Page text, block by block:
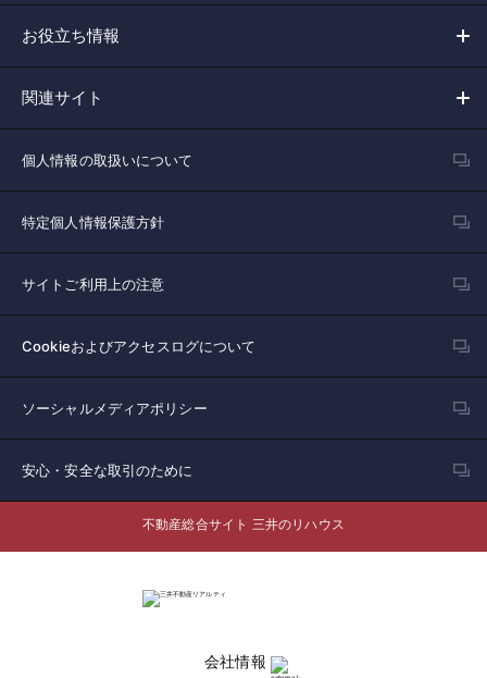
お役立ち情報
関連サイト
個人情報の取扱いについて
特定個人情報保護方針
サイトご利用上の注意
Cookieおよびアクセスログについて
ソーシャルメディアポリシー
安心・安全な取引のために
不動産総合サイト 三井のリハウス
会社情報